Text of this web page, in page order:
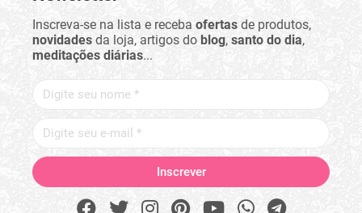
Inscreva-se na lista e receba ofertas de produtos,
novidades da loja, artigos do blog, santo do dia,
meditações diárias...